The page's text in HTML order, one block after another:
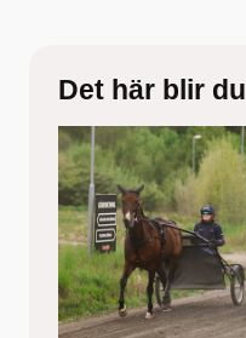
Det här blir du